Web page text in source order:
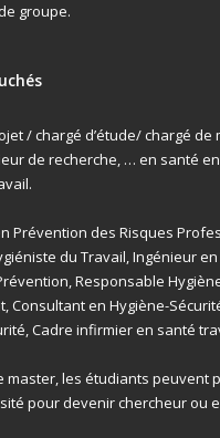
groupe.
/ chargé d’étude/ chargé de
de recherche, … en santé
Prévention des Risques
du Travail, Ingénieur
Responsable
Consultant en Hygiène-
Cadre infirmier en santé
master, les étudiants peuvent
pour devenir chercheur ou